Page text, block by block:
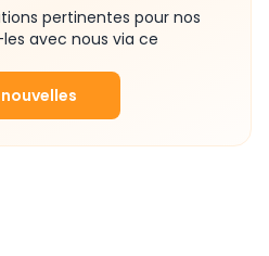
pertinentes pour nos
avec nous via ce